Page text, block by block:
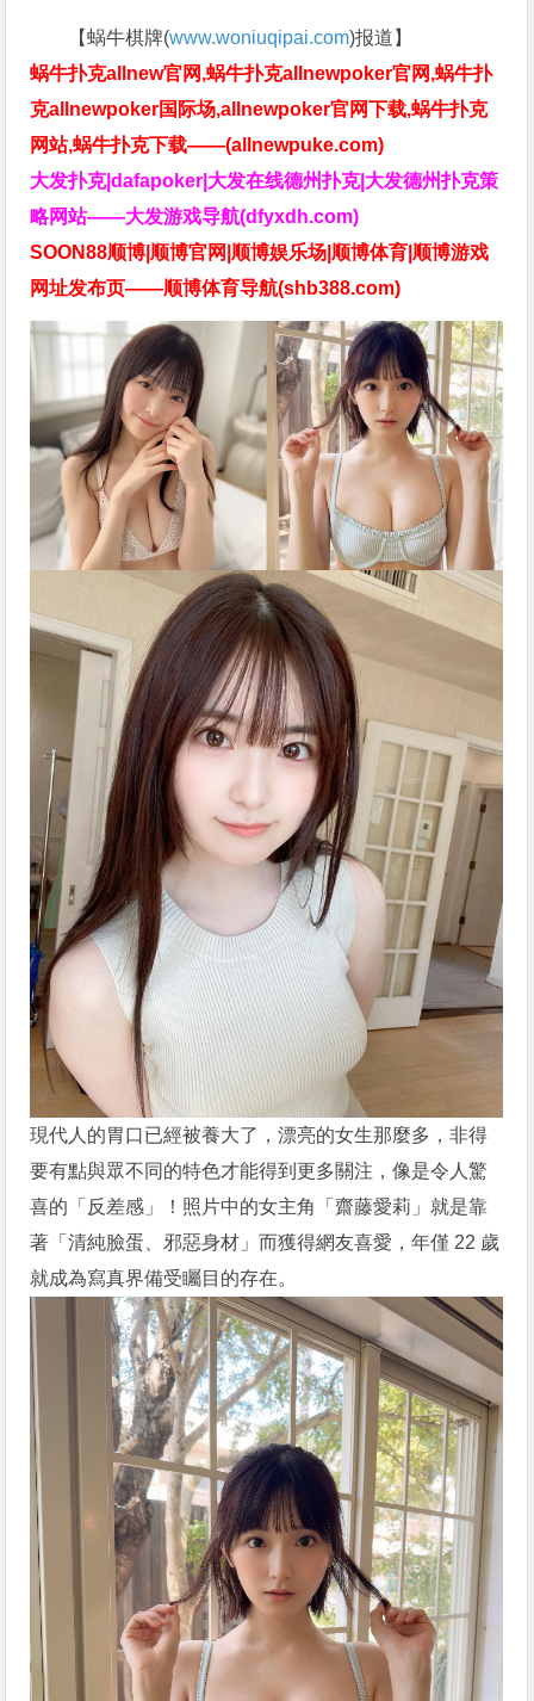
【蜗牛棋牌(www.woniuqipai.com)报道】
蜗牛扑克allnew官网,蜗牛扑克allnewpoker官网,蜗牛扑
克allnewpoker国际场,allnewpoker官网下载,蜗牛扑克
网站,蜗牛扑克下载——(allnewpuke.com)
大发扑克|dafapoker|大发在线德州扑克|大发德州扑克策
略网站——大发游戏导航(dfyxdh.com)
SOON88顺博|顺博官网|顺博娱乐场|顺博体育|顺博游戏
网址发布页——顺博体育导航(shb388.com)
現代人的胃口已經被養大了，漂亮的女生那麼多，非得
要有點與眾不同的特色才能得到更多關注，像是令人驚
喜的「反差感」！照片中的女主角「齋藤愛莉」就是靠
著「清純臉蛋、邪惡身材」而獲得網友喜愛，年僅 22 歲
就成為寫真界備受矚目的存在。